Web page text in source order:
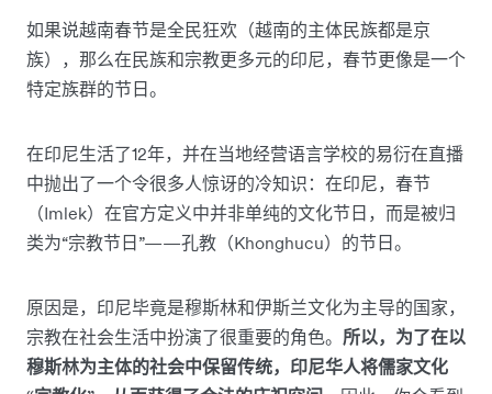
如果说越南春节是全民狂欢（越南的主体民族都是京
族），那么在民族和宗教更多元的印尼，春节更像是一个
特定族群的节日。
在印尼生活了12年，并在当地经营语言学校的易衍在直播
中抛出了一个令很多人惊讶的冷知识：在印尼，春节
（Imlek）在官方定义中并非单纯的文化节日，而是被归
类为“宗教节日”——孔教（Khonghucu）的节日。
原因是，印尼毕竟是穆斯林和伊斯兰文化为主导的国家，
宗教在社会生活中扮演了很重要的角色。 所以，为了在以
穆斯林为主体的社会中保留传统，印尼华人将儒家文化